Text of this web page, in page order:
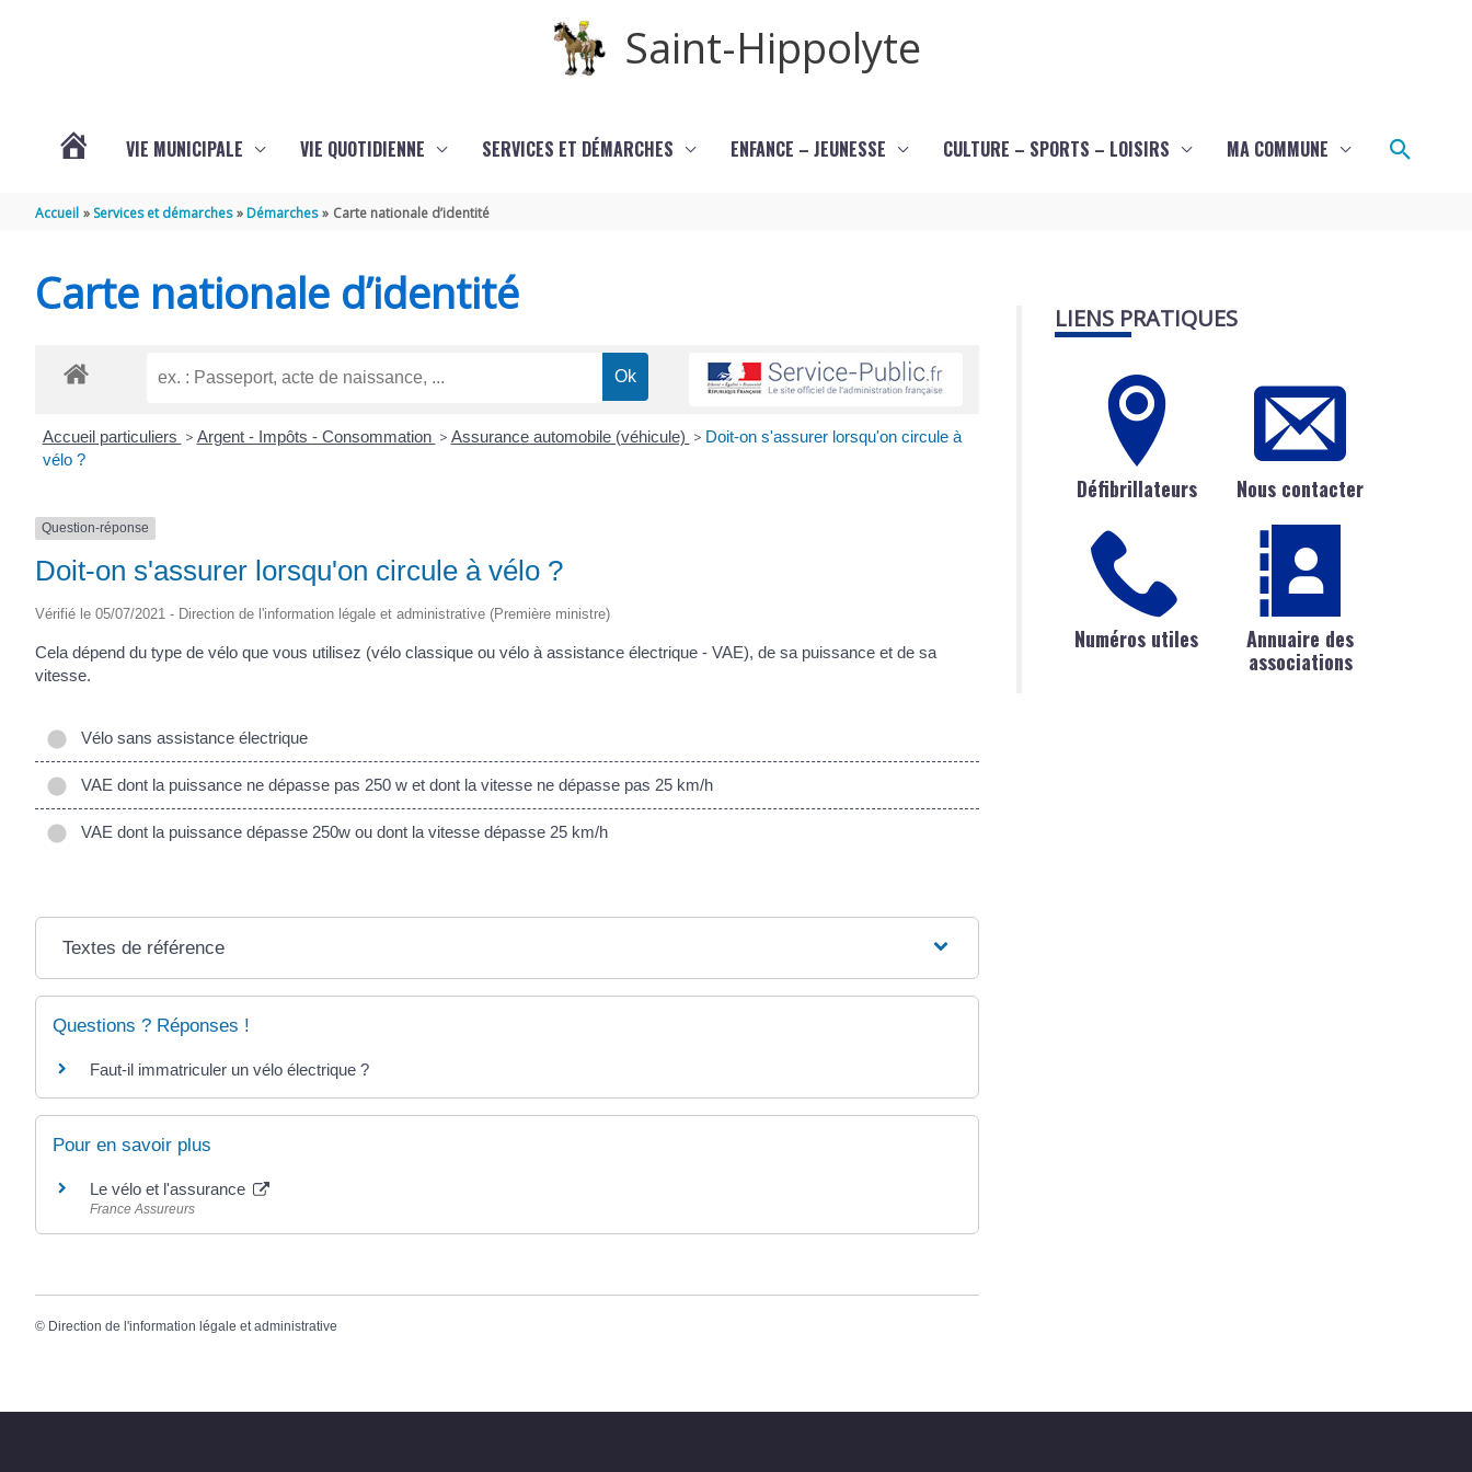
Saint-Hippolyte
SAINT-
HIPPOLYTE
(17430)
VIE MUNICIPALE VIE QUOTIDIENNE SERVICES ET DÉMARCHES ENFANCE – JEUNESSE CULTURE – SPORTS – LOISIRS MA COMMUNE
Accueil Services et démarches Démarches Carte nationale d’identité
Carte nationale d’identité
Accueil particuliers > Argent - Impôts - Consommation > Assurance automobile (véhicule) > Doit-on s'assurer lorsqu'on circule à
vélo ?
Question-réponse
Doit-on s'assurer lorsqu'on circule à vélo ?
Vérifié le 05/07/2021 - Direction de l'information légale et administrative (Première ministre)
Cela dépend du type de vélo que vous utilisez (vélo classique ou vélo à assistance électrique - VAE), de sa puissance et de sa
vitesse.
Vélo sans assistance électrique
VAE dont la puissance ne dépasse pas 250 w et dont la vitesse ne dépasse pas 25 km/h
VAE dont la puissance dépasse 250w ou dont la vitesse dépasse 25 km/h
Textes de référence
Questions ? Réponses !
Faut-il immatriculer un vélo électrique ?
Pour en savoir plus
Le vélo et l'assurance
France Assureurs
© Direction de l'information légale et administrative
LIENS PRATIQUES
Défibrillateurs Nous contacter
Numéros utiles
Annuaire des
associations